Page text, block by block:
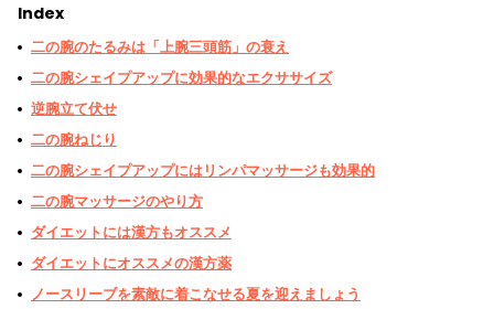
Index
二の腕のたるみは「上腕三頭筋」の衰え
二の腕シェイプアップに効果的なエクササイズ
逆腕立て伏せ
二の腕ねじり
二の腕シェイプアップにはリンパマッサージも効果的
二の腕マッサージのやり方
ダイエットには漢方もオススメ
ダイエットにオススメの漢方薬
ノースリーブを素敵に着こなせる夏を迎えましょう